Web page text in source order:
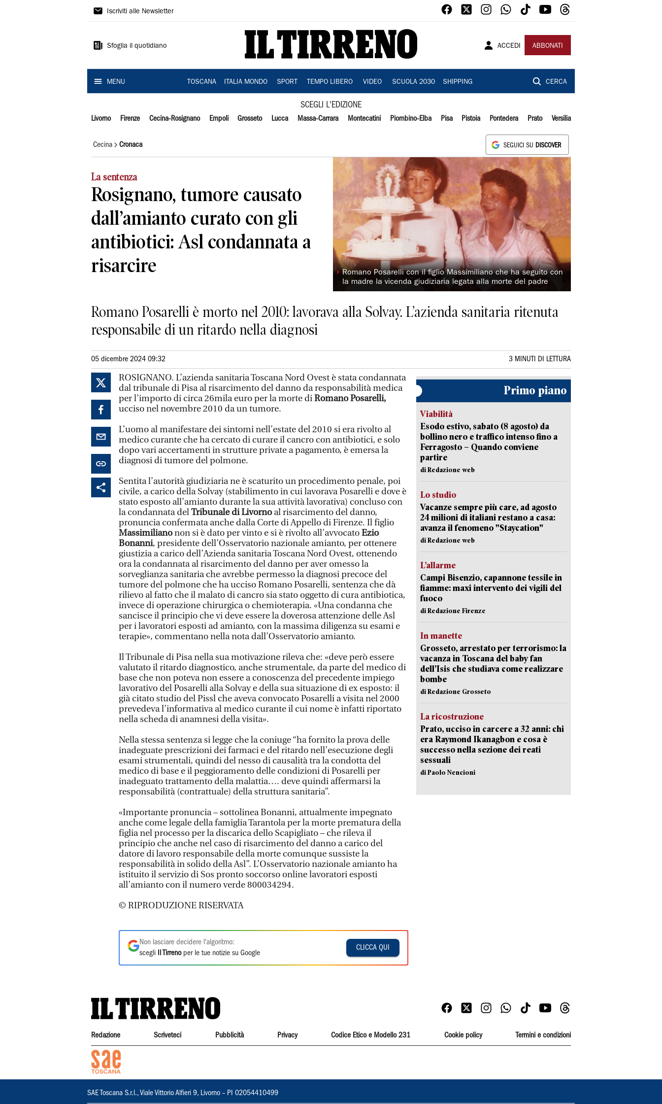
Il
Iscriviti alle Newsletter
Sfoglia il quotidiano ACCEDI ABBONATI
MENU TOSCANA ITALIA MONDO SPORT TEMPO LIBERO VIDEO SCUOLA 2030 SHIPPING CERCA
SCEGLI L'EDIZIONE
Livorno Firenze Cecina-Rosignano Empoli Grosseto Lucca Massa-Carrara Montecatini Piombino-Elba Pisa Pistoia Pontedera Prato Versilia
Cecina Cronaca SEGUICI SU DISCOVER
La sentenza
Rosignano, tumore causato
dall’amianto curato con gli
antibiotici: Asl condannata a
risarcire
◗Romano Posarelli con il figlio Massimiliano che ha seguito con
la madre la vicenda giudiziaria legata alla morte del padre
Romano Posarelli è morto nel 2010: lavorava alla Solvay. L’azienda sanitaria ritenuta
responsabile di un ritardo nella diagnosi
05 dicembre 2024 09:32 3 MINUTI DI LETTURA
ROSIGNANO. L’azienda sanitaria Toscana Nord Ovest è stata condannata
dal tribunale di Pisa al risarcimento del danno da responsabilità medica
per l’importo di circa 26mila euro per la morte diRomano Posarelli,
ucciso nel novembre 2010 da un tumore.
L’uomo al manifestare dei sintomi nell’estate del 2010 si era rivolto al
medico curante che ha cercato di curare il cancro con antibiotici, e solo
dopo vari accertamenti in strutture private a pagamento, è emersa la
diagnosi di tumore del polmone.
Sentita l’autorità giudiziaria ne è scaturito un procedimento penale, poi
civile, a carico della Solvay (stabilimento in cui lavorava Posarelli e dove è
stato esposto all’amianto durante la sua attività lavorativa) concluso con
la condannata delTribunale di Livornoal risarcimento del danno,
pronuncia confermata anche dalla Corte di Appello di Firenze. Il figlio
Massimilianonon si è dato per vinto e si è rivolto all’avvocatoEzio
Bonanni, presidente dell’Osservatorio nazionale amianto, per ottenere
giustizia a carico dell’Azienda sanitaria Toscana Nord Ovest, ottenendo
ora la condannata al risarcimento del danno per aver omesso la
sorveglianza sanitaria che avrebbe permesso la diagnosi precoce del
tumore del polmone che ha ucciso Romano Posarelli, sentenza che dà
rilievo al fatto che il malato di cancro sia stato oggetto di cura antibiotica,
invece di operazione chirurgica o chemioterapia. «Una condanna che
sancisce il principio che vi deve essere la doverosa attenzione delle Asl
per i lavoratori esposti ad amianto, con la massima diligenza su esami e
terapie», commentano nella nota dall’Osservatorio amianto.
Il Tribunale di Pisa nella sua motivazione rileva che: «deve però essere
valutato il ritardo diagnostico, anche strumentale, da parte del medico di
base che non poteva non essere a conoscenza del precedente impiego
lavorativo del Posarelli alla Solvay e della sua situazione di ex esposto: il
già citato studio del Pissl che aveva convocato Posarelli a visita nel 2000
prevedeva l’informativa al medico curante il cui nome è infatti riportato
nella scheda di anamnesi della visita».
Nella stessa sentenza si legge che la coniuge “ha fornito la prova delle
inadeguate prescrizioni dei farmaci e del ritardo nell’esecuzione degli
esami strumentali, quindi del nesso di causalità tra la condotta del
medico di base e il peggioramento delle condizioni di Posarelli per
inadeguato trattamento della malattia…. deve quindi affermarsi la
responsabilità (contrattuale) della struttura sanitaria”.
«Importante pronuncia – sottolinea Bonanni, attualmente impegnato
anche come legale della famiglia Tarantola per la morte prematura della
figlia nel processo per la discarica dello Scapigliato – che rileva il
principio che anche nel caso di risarcimento del danno a carico del
datore di lavoro responsabile della morte comunque sussiste la
responsabilità in solido della Asl”. L’Osservatorio nazionale amianto ha
istituito il servizio di Sos pronto soccorso online lavoratori esposti
all’amianto con il numero verde 800034294.
© RIPRODUZIONE RISERVATA
Non lasciare decidere l'algoritmo:
scegli
Il Tirrenoper le tue notizie su Google
CLICCA QUI
Primo piano
Viabilità
Esodo estivo, sabato (8 agosto) da
bollino nero e traffico intenso fino a
Ferragosto – Quando conviene
partire
di Redazione web
Lo studio
Vacanze sempre più care, ad agosto
24 milioni di italiani restano a casa:
avanza il fenomeno "Staycation"
di Redazione web
L’allarme
Campi Bisenzio, capannone tessile in
fiamme: maxi intervento dei vigili del
fuoco
di Redazione Firenze
In manette
Grosseto, arrestato per terrorismo: la
vacanza in Toscana del baby fan
dell’Isis che studiava come realizzare
bombe
di Redazione Grosseto
La ricostruzione
Prato, ucciso in carcere a 32 anni: chi
era Raymond Ikanagbon e cosa è
successo nella sezione dei reati
sessuali
di Paolo Nencioni
Redazione Scriveteci Pubblicità Privacy Codice Etico e Modello 231 Cookie policy Termini e condizioni
SAE Toscana S.r.l., Viale Vittorio Alfieri 9, Livorno – PI 02054410499